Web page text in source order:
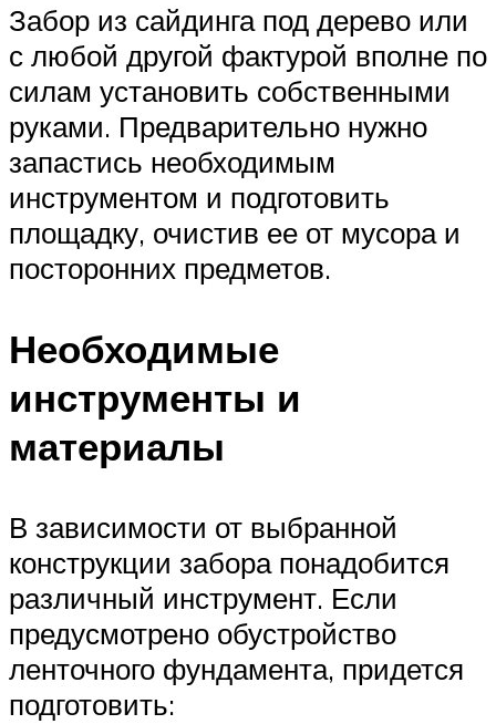
Забор из сайдинга под дерево или
с любой другой фактурой вполне по
силам установить собственными
руками. Предварительно нужно
запастись необходимым
инструментом и подготовить
площадку, очистив ее от мусора и
посторонних предметов.
Необходимые
инструменты и
материалы
В зависимости от выбранной
конструкции забора понадобится
различный инструмент. Если
предусмотрено обустройство
ленточного фундамента, придется
подготовить: